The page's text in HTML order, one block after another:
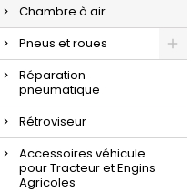
Chambre à air
Pneus et roues
Réparation
pneumatique
Rétroviseur
Accessoires véhicule
pour Tracteur et Engins
Agricoles